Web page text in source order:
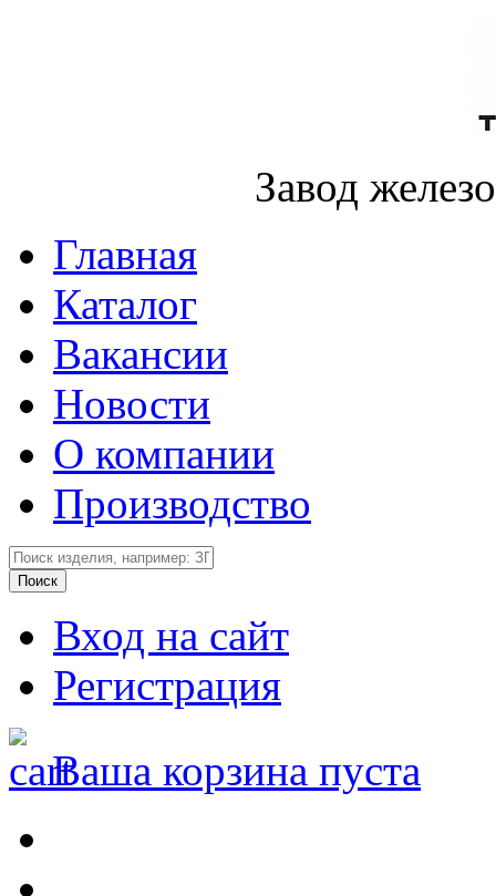
Завод
Главная
Каталог
Вакансии
Новости
О компании
Производство
Вход на сайт
Регистрация
Ваша корзина пуста